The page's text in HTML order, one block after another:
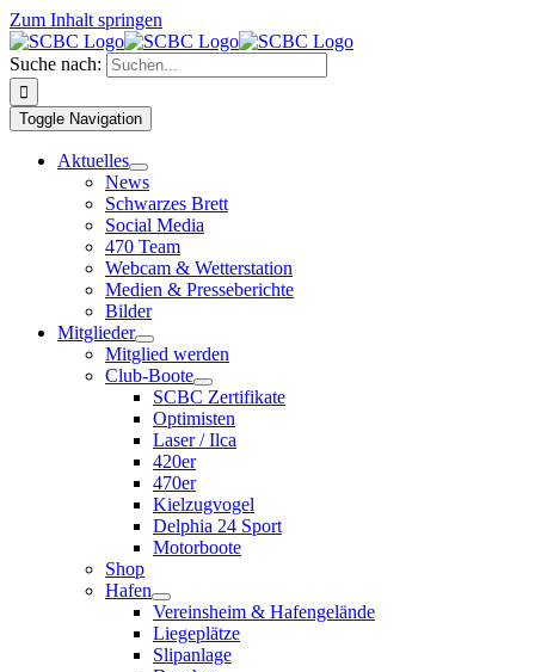
Zum Inhalt springen
Suche nach:
Toggle Navigation
Aktuelles
News
Schwarzes Brett
Social Media
470 Team
Webcam & Wetterstation
Medien & Presseberichte
Bilder
Mitglieder
Mitglied werden
Club-Boote
SCBC Zertifikate
Optimisten
Laser / Ilca
420er
470er
Kielzugvogel
Delphia 24 Sport
Motorboote
Shop
Hafen
Vereinsheim & Hafengelände
Liegeplätze
Slipanlage